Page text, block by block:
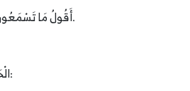
أَقُولُ مَا تَسْمَعُونَ، وَأَسْتَغْفِرُ اللَّهَ لِي وَلَكُمْ فَاسْتَغْفِرُوهُ، إِنَّهُ هُوَ الْغَفُورُ الرَّحِيمُ.
الْحَمْدُ لِلَّهِ وَكَفَى، وَالصَّلَاةُ وَالسَّلَامُ عَلَى النَّبِيِّ الْمُجْتَبَى، أَمَّا بَعْدُ: